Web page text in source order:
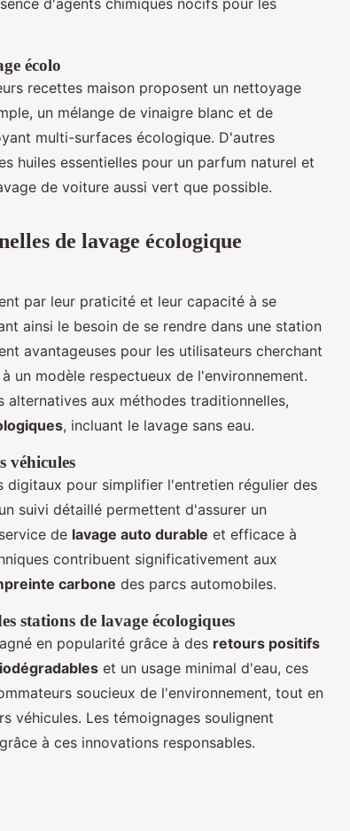
d'agents chimiques nocifs pour les
écolo
recettes maison proposent un nettoyage
un mélange de vinaigre blanc et de
multi-surfaces écologique. D'autres
huiles essentielles pour un parfum naturel et
de voiture aussi vert que possible.
de lavage écologique
par leur praticité et leur capacité à se
ainsi le besoin de se rendre dans une station
avantageuses pour les utilisateurs cherchant
un modèle respectueux de l'environnement.
aux méthodes traditionnelles,
, incluant le lavage sans eau.
véhicules
pour simplifier l'entretien régulier des
suivi détaillé permettent d'assurer un
de lavage auto durable et efficace à
contribuent significativement aux
carbone des parcs automobiles.
stations de lavage écologiques
en popularité grâce à des retours positifs
et un usage minimal d'eau, ces
soucieux de l'environnement, tout en
véhicules. Les témoignages soulignent
à ces innovations responsables.